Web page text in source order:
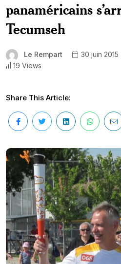
panaméricains
Tecumseh
Le Rempart 30 juin 2015
19 Views
Share This Article: